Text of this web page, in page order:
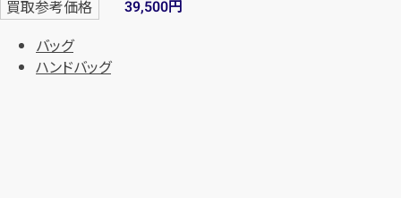
買取参考価格 39,500円
バッグ
ハンドバッグ